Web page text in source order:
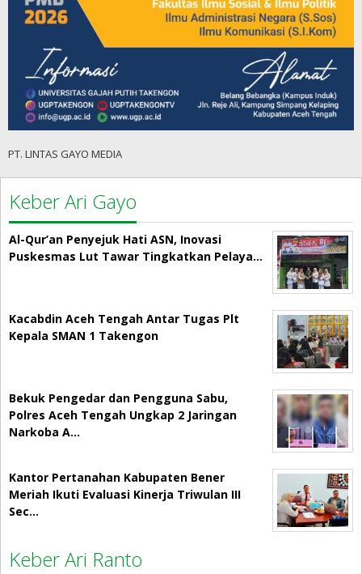
PT. LINTAS GAYO MEDIA
Keber Ari Gayo
Al-Qur’an Penyejuk Hati ASN, Inovasi
Puskesmas Lut Tawar Tingkatkan Pelaya…
Kacabdin Aceh Tengah Antar Tugas Plt
Kepala SMAN 1 Takengon
Bekuk Pengedar dan Pengguna Sabu,
Polres Aceh Tengah Ungkap 2 Jaringan
Narkoba A…
Kantor Pertanahan Kabupaten Bener
Meriah Ikuti Evaluasi Kinerja Triwulan III
Sec…
Keber Ari Ranto